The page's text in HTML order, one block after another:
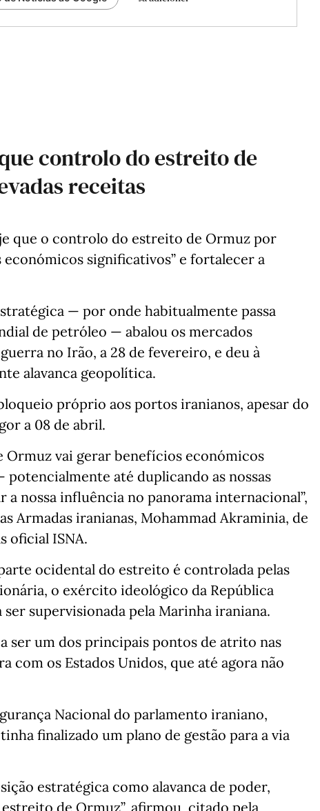
controlo do estreito de
receitas
que o controlo do estreito de Ormuz por
significativos” e fortalecer a
— por onde habitualmente passa
de petróleo — abalou os mercados
no Irão, a 28 de fevereiro, e deu à
alavanca geopolítica.
próprio aos portos iranianos, apesar do
a 08 de abril.
Ormuz vai gerar benefícios económicos
até duplicando as nossas
nossa influência no panorama internacional”,
Armadas iranianas, Mohammad Akraminia, de
oficial ISNA.
ocidental do estreito é controlada pelas
o exército ideológico da República
supervisionada pela Marinha iraniana.
ser um dos principais pontos de atrito nas
com os Estados Unidos, que até agora não
Nacional do parlamento iraniano,
finalizado um plano de gestão para a via
estratégica como alavanca de poder,
de Ormuz”, afirmou, citado pela